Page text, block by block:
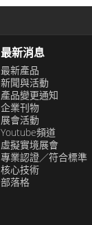
最新消息
最新產品
新聞與活動
產品變更通知
企業刊物
展會活動
Youtube頻道
虛擬實境展會
專業認證／符合標準
核心技術
部落格